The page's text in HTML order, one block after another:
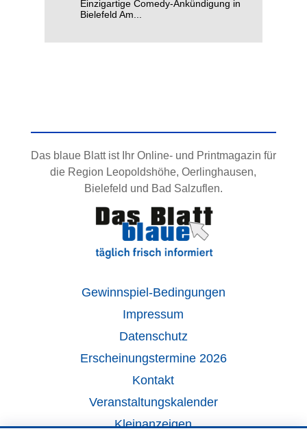
Einzigartige Comedy-Ankündigung in
Bielefeld Am...
Das blaue Blatt ist Ihr Online- und Printmagazin für
die Region Leopoldshöhe, Oerlinghausen,
Bielefeld und Bad Salzuflen.
Gewinnspiel-Bedingungen
Impressum
Datenschutz
Erscheinungstermine 2026
Kontakt
Veranstaltungskalender
Kleinanzeigen